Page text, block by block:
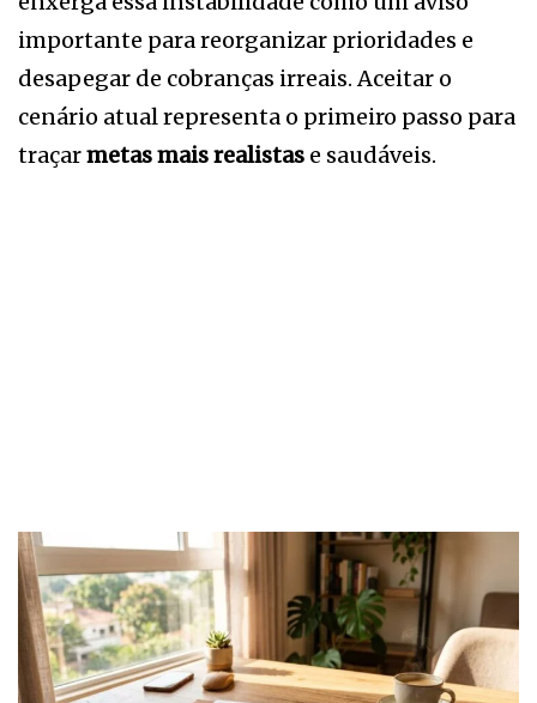
importante para reorganizar prioridades e
desapegar de cobranças irreais. Aceitar o
cenário atual representa o primeiro passo para
traçarmetas mais realistas e saudáveis.